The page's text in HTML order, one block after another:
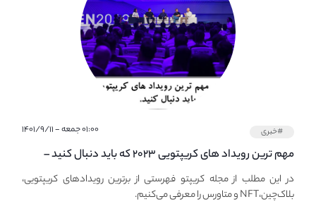
#خبری ۰۱:۰۰ جمعه - ۱۴۰۱/۹/۱۱
مهم ترین رویداد های کریپتویی ۲۰۲۳ که باید دنبال کنید –
معرفی بهترین رویداد های جهانی
در این مطلب از مجله کریپتو فهرستی از برترین رویدادهای کریپتویی،
بلاک‌چین،NFT و متاورس را معرفی می‌کنیم.